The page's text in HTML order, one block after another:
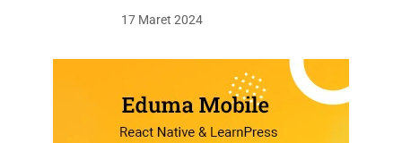
17 Maret 2024